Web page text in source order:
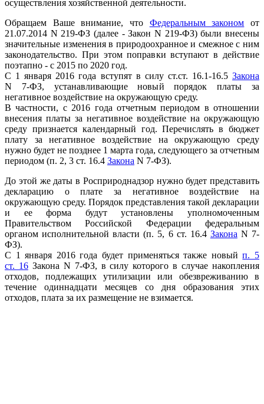
осуществления хозяйственной деятельности.
Обращаем Ваше внимание, что Федеральным законом от
21.07.2014 N 219-ФЗ (далее - Закон N 219-ФЗ) были внесены
значительные изменения в природоохранное и смежное с ним
законодательство. При этом поправки вступают в действие
поэтапно - с 2015 по 2020 год.
С 1 января 2016 года вступят в силу ст.ст. 16.1-16.5 Закона
N 7-ФЗ, устанавливающие новый порядок платы за
негативное воздействие на окружающую среду.
В частности, с 2016 года отчетным периодом в отношении
внесения платы за негативное воздействие на окружающую
среду признается календарный год. Перечислять в бюджет
плату за негативное воздействие на окружающую среду
нужно будет не позднее 1 марта года, следующего за отчетным
периодом (п. 2, 3 ст. 16.4 Закона N 7-ФЗ).
До этой же даты в Росприроднадзор нужно будет представить
декларацию о плате за негативное воздействие на
окружающую среду. Порядок представления такой декларации
и ее форма будут установлены уполномоченным
Правительством Российской Федерации федеральным
органом исполнительной власти (п. 5, 6 ст. 16.4 Закона N 7-
ФЗ).
С 1 января 2016 года будет применяться также новыйп. 5
ст. 16Закона N 7-ФЗ, в силу которого в случае накопления
отходов, подлежащих утилизации или обезвреживанию в
течение одиннадцати месяцев со дня образования этих
отходов, плата за их размещение не взимается.